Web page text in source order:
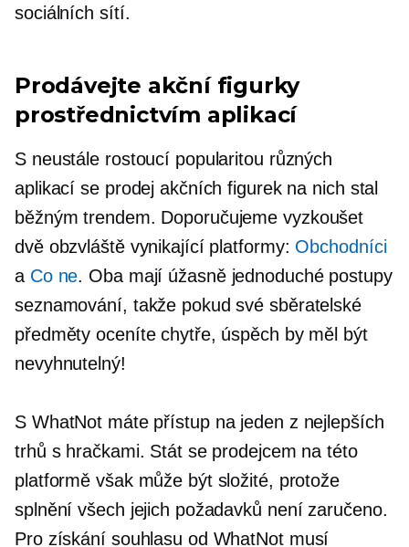
sociálních sítí.
Prodávejte akční figurky
prostřednictvím aplikací
S neustále rostoucí popularitou různých
aplikací se prodej akčních figurek na nich stal
běžným trendem. Doporučujeme vyzkoušet
dvě obzvláště vynikající platformy: Obchodníci
a Co ne. Oba mají úžasně jednoduché postupy
seznamování, takže pokud své sběratelské
předměty oceníte chytře, úspěch by měl být
nevyhnutelný!
S WhatNot máte přístup na jeden z nejlepších
trhů s hračkami. Stát se prodejcem na této
platformě však může být složité, protože
splnění všech jejich požadavků není zaručeno.
Pro získání souhlasu od WhatNot musí